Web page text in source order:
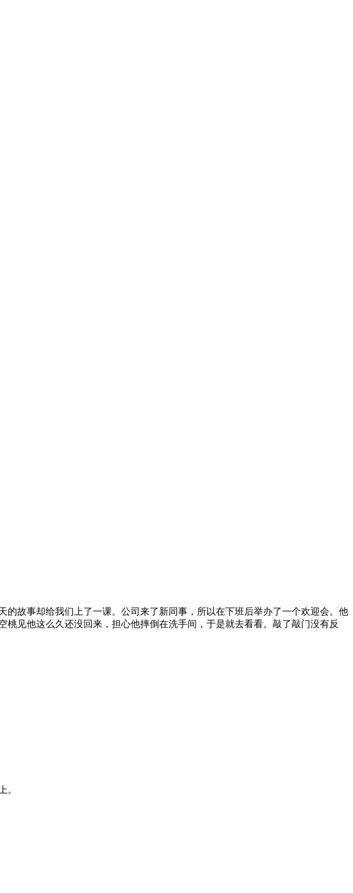
故事却给我们上了一课。公司来了新同事，所以在下班后举办了一个欢迎会。他
见他这么久还没回来，担心他摔倒在洗手间，于是就去看看。敲了敲门没有反
。